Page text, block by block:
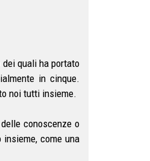
quali ha portato
in cinque.
noi tutti insieme.
conoscenze o
come una